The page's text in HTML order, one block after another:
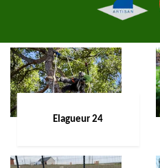
Elagueur 24